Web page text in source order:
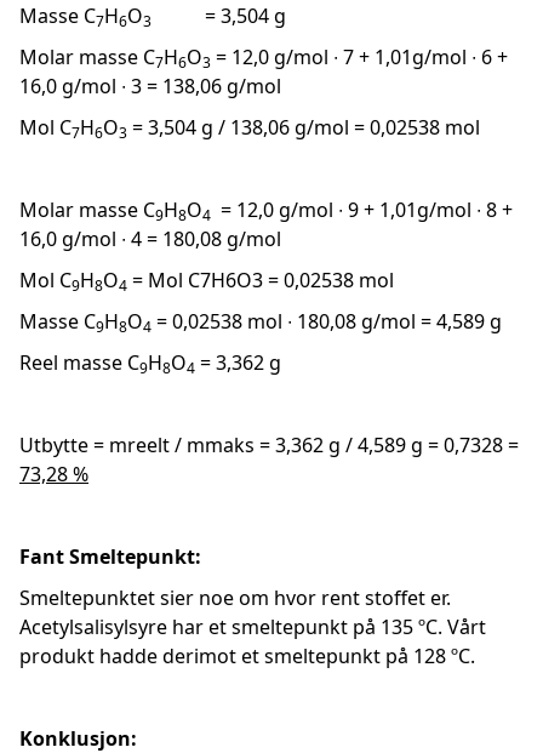
Masse C7H6O3
= 3,504 g
Molar masse C7H6O3 = 12,0 g/mol ∙ 7 + 1,01g/mol ∙ 6 +
16,0 g/mol ∙ 3 = 138,06 g/mol
Mol C7H6O3 = 3,504 g / 138,06 g/mol = 0,02538 mol
Molar masse C9H8O4 = 12,0 g/mol ∙ 9 + 1,01g/mol ∙ 8 +
16,0 g/mol ∙ 4 = 180,08 g/mol
Mol C9H8O4 = Mol C7H6O3 = 0,02538 mol
Masse C9H8O4 = 0,02538 mol ∙ 180,08 g/mol = 4,589 g
Reel masse C9H8O4 = 3,362 g
Utbytte = mreelt / mmaks = 3,362 g / 4,589 g = 0,7328 =
73,28 %
Fant Smeltepunkt:
Smeltepunktet sier noe om hvor rent stoffet er.
Acetylsalisylsyre har et smeltepunkt på 135 ºC. Vårt
produkt hadde derimot et smeltepunkt på 128 ºC.
Konklusjon: